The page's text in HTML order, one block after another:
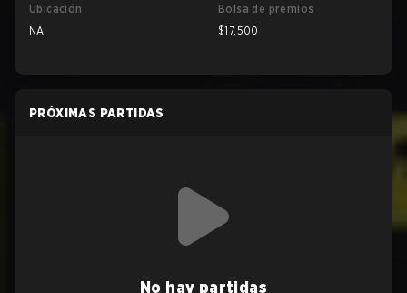
Ubicación
NA
Bolsa de premios
$17,500
PRÓXIMAS PARTIDAS
No hay partidas